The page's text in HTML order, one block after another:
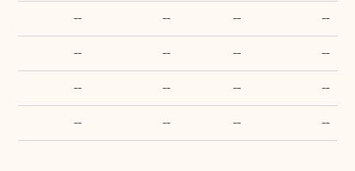
--
--
--
--
--
--
--
--
--
--
--
--
--
--
--
--